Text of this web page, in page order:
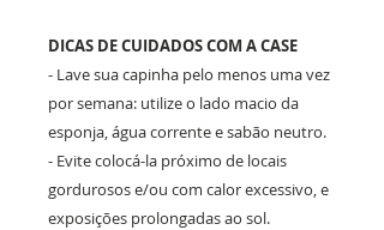
DICAS DE CUIDADOS COM A CASE
- Lave sua capinha pelo menos uma vez
por semana: utilize o lado macio da
esponja, água corrente e sabão neutro.
- Evite colocá-la próximo de locais
gordurosos e/ou com calor excessivo, e
exposições prolongadas ao sol.